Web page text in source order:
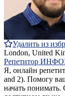
Удалить из
London, United
Репетитор
Я, онлайн
and 2). Помогу
начать